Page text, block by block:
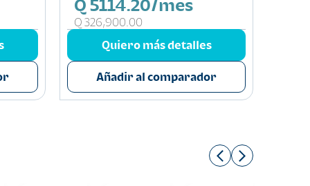
Q 5114.20/mes
Q 326,900.00
Quiero más detalles
Añadir al comparador